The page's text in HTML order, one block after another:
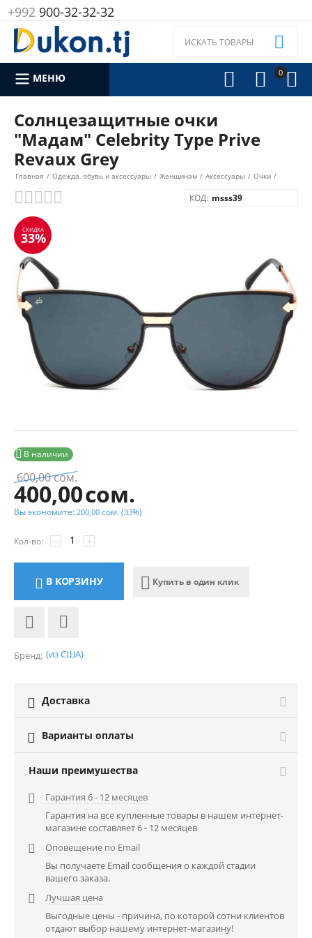
+992900-32-32-32
0 



МЕНЮ
Солнцезащитные очки
"Мадам" Celebrity Type Prive
Revaux Grey
Главная / Одежда, обувь и аксессуары / Женщинам / Аксессуары / Очки /
КОД: msss39
СКИДКА
33%
В наличии

600,00сом.
400,00сом.
Вы экономите: 200,00 сом.(33%)
Кол-во: +
−
В КОРЗИНУ Купить в один клик
Бренд: (из США)
 Доставка
 Варианты оплаты
Наши преимушества

Гарантия 6 - 12 месяцев
Гарантия на все купленные товары в нашем интернет-
магазине составляет 6 - 12 месяцев

Оповещение по Email
Вы получаете Email сообщения о каждой стадии
вашего заказа.

Лучшая цена
Выгодные цены - причина, по которой сотни клиентов
отдают выбор нашему интернет-магазину!